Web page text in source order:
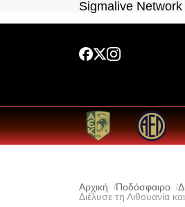
Sigmalive Network
Αρχική Ποδόσφαιρο
Διέλυσε τη Λιθουανία